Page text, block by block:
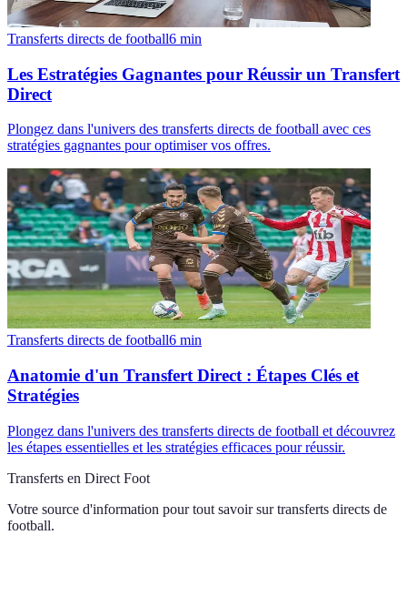
Transferts directs de football6 min
Les Estratégies Gagnantes pour Réussir un Transfert
Direct
Plongez dans l'univers des transferts directs de football avec ces
stratégies gagnantes pour optimiser vos offres.
Transferts directs de football6 min
Anatomie d'un Transfert Direct : Étapes Clés et
Stratégies
Plongez dans l'univers des transferts directs de football et découvrez
les étapes essentielles et les stratégies efficaces pour réussir.
Transferts en Direct Foot
Votre source d'information pour tout savoir sur transferts directs de
football.